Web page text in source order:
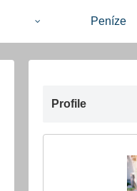
Peníze
Profile